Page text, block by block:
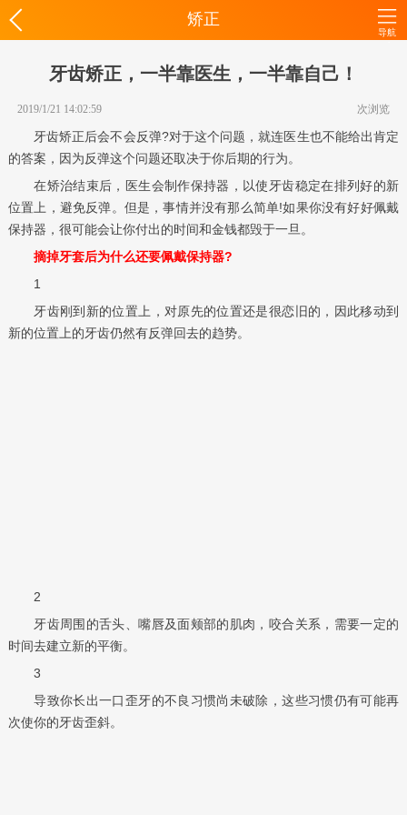
矫正
导航
牙齿矫正，一半靠医生，一半靠自己！
2019/1/21 14:02:59 次浏览
牙齿矫正后会不会反弹?对于这个问题，就连医生也不能给出肯定
的答案，因为反弹这个问题还取决于你后期的行为。
在矫治结束后，医生会制作保持器，以使牙齿稳定在排列好的新
位置上，避免反弹。但是，事情并没有那么简单!如果你没有好好佩戴
保持器，很可能会让你付出的时间和金钱都毁于一旦。
摘掉牙套后为什么还要佩戴保持器?
1
牙齿刚到新的位置上，对原先的位置还是很恋旧的，因此移动到
新的位置上的牙齿仍然有反弹回去的趋势。
2
牙齿周围的舌头、嘴唇及面颊部的肌肉，咬合关系，需要一定的
时间去建立新的平衡。
3
导致你长出一口歪牙的不良习惯尚未破除，这些习惯仍有可能再
次使你的牙齿歪斜。